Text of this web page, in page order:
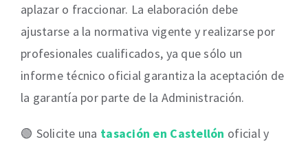
aplazar o fraccionar. La elaboración debe
ajustarse a la normativa vigente y realizarse por
profesionales cualificados, ya que sólo un
informe técnico oficial garantiza la aceptación de
la garantía por parte de la Administración.
🟢 Solicite una tasación en Castellón oficial y